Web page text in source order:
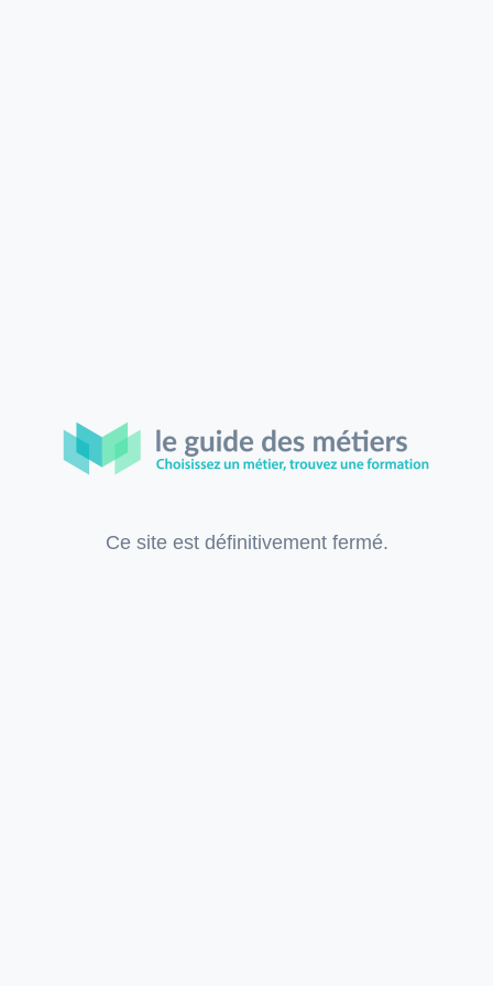
Ce site est définitivement fermé.